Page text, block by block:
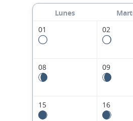
Lunes
01
02
08
09
15 16